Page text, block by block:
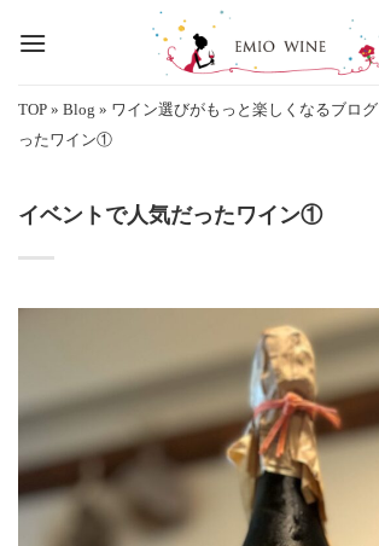
TOP » Blog » ワイン選びがもっと楽しくなるブログ
ったワイン①
イベントで人気だったワイン①